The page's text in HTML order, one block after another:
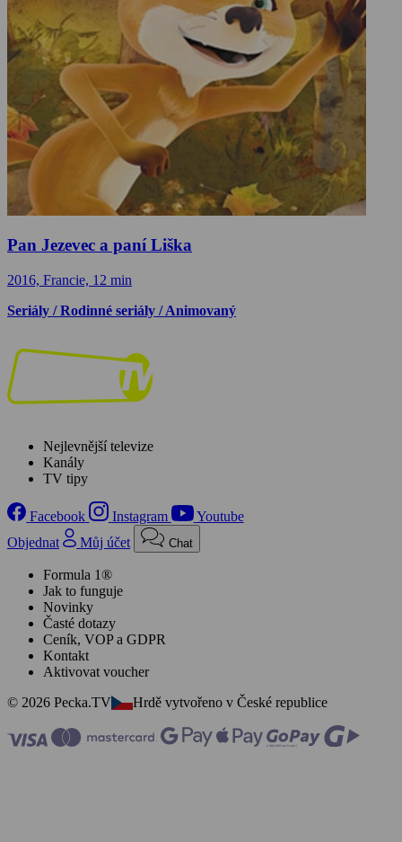
Pan Jezevec a paní Liška
2016, Francie, 12 min
Seriály / Rodinné seriály / Animovaný
Nejlevnější televize
Kanály
TV tipy
Facebook Instagram
Youtube
Objednat
Můj účet Chat
Formula 1®
Jak to funguje
Novinky
Časté dotazy
Ceník, VOP a GDPR
Kontakt
Aktivovat voucher
© 2026 Pecka.TV
Hrdě vytvořeno v České republice